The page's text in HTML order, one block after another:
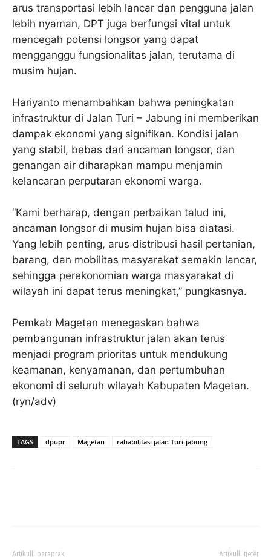
arus transportasi lebih lancar dan pengguna jalan
lebih nyaman, DPT juga berfungsi vital untuk
mencegah potensi longsor yang dapat
mengganggu fungsionalitas jalan, terutama di
musim hujan.
Hariyanto menambahkan bahwa peningkatan
infrastruktur di Jalan Turi – Jabung ini memberikan
dampak ekonomi yang signifikan. Kondisi jalan
yang stabil, bebas dari ancaman longsor, dan
genangan air diharapkan mampu menjamin
kelancaran perputaran ekonomi warga.
“Kami berharap, dengan perbaikan talud ini,
ancaman longsor di musim hujan bisa diatasi.
Yang lebih penting, arus distribusi hasil pertanian,
barang, dan mobilitas masyarakat semakin lancar,
sehingga perekonomian warga masyarakat di
wilayah ini dapat terus meningkat,” pungkasnya.
Pemkab Magetan menegaskan bahwa
pembangunan infrastruktur jalan akan terus
menjadi program prioritas untuk mendukung
keamanan, kenyamanan, dan pertumbuhan
ekonomi di seluruh wilayah Kabupaten Magetan.
(ryn/adv)
TAGS dpupr Magetan rahabilitasi jalan Turi-jabung
Artikulli paraprak Artikulli tjetër